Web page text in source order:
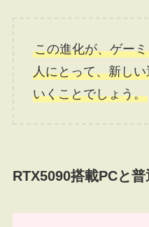
この進化が、ゲー
人にとって、新し
いくことでしょう。
RTX5090搭載PCと